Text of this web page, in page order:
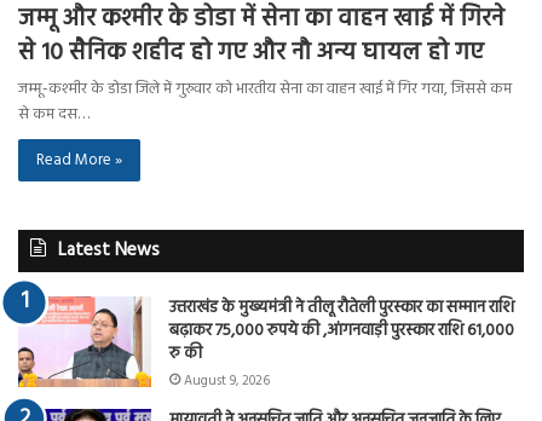
जम्मू और कश्मीर के डोडा में सेना का वाहन खाई में गिरने
से 10 सैनिक शहीद हो गए और नौ अन्य घायल हो गए
जम्मू-कश्मीर के डोडा जिले में गुरुवार को भारतीय सेना का वाहन खाई में गिर गया, जिससे कम
से कम दस…
Read More »
Latest News
उत्तराखंड के मुख्यमंत्री ने तीलू रौतेली पुरस्कार का सम्मान राशि
बढ़ाकर 75,000 रुपये की ,आंगनवाड़ी पुरस्कार राशि 61,000
रु की
August 9, 2026